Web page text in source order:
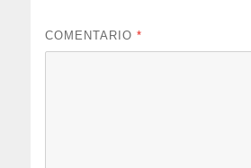
COMENTARIO*